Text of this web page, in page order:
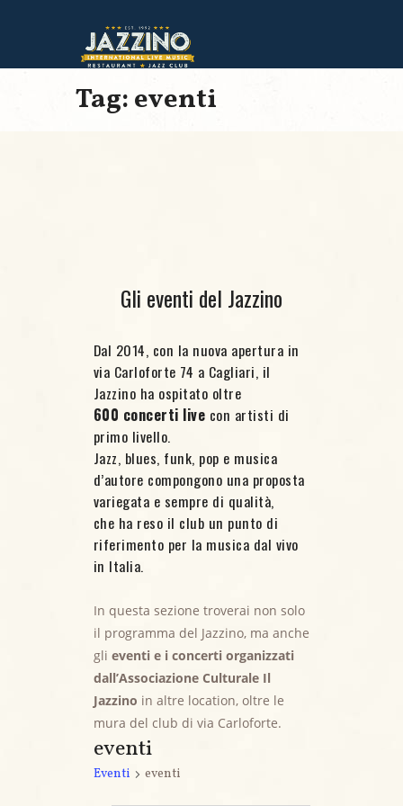
Tag: eventi
Gli eventi del Jazzino
Dal 2014, con la nuova apertura in
via Carloforte 74 a Cagliari, il
Jazzino ha ospitato oltre
600 concerti live con artisti di
primo livello.
Jazz, blues, funk, pop e musica
d’autore compongono una proposta
variegata e sempre di qualità,
che ha reso il club un punto di
riferimento per la musica dal vivo
in Italia.
In questa sezione troverai non solo
il programma del Jazzino, ma anche
gli eventi e i concerti organizzati
dall’Associazione Culturale Il
Jazzino in altre location, oltre le
mura del club di via Carloforte.
eventi
Eventi eventi